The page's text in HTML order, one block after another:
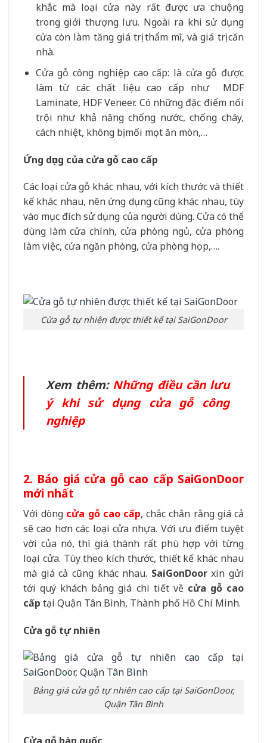
khắc mà loại cửa này rất được ưa chuộng
trong giới thượng lưu. Ngoài ra khi sử dụng
cửa còn làm tăng giá trị thẩm mĩ, và giá trị căn
nhà.
Cửa gỗ công nghiệp cao cấp: là cửa gỗ được
làm từ các chất liệu cao cấp như
MDF
Laminate, HDF Veneer. Có những đặc điểm nổi
trội như khả năng chống nước, chống cháy,
cách nhiệt, không bị mối mọt ăn mòn,…
Ứng dụng của cửa gỗ cao cấp
Các loại cửa gỗ khác nhau, với kích thước và thiết
kế khác nhau, nên ứng dụng cũng khác nhau, tùy
vào mục đích sử dụng của người dùng. Cửa có thể
dùng làm cửa chính, cửa phòng ngủ, cửa phòng
làm việc, cửa ngăn phòng, cửa phòng họp,….
Cửa gỗ tự nhiên được thiết kế tại SaiGonDoor
Xem thêm: Những điều cần lưu
ý khi sử dụng cửa gỗ công
nghiệp
2. Báo giá cửa gỗ cao cấp SaiGonDoor
mới nhất
Với dòng cửa gỗ cao cấp, chắc chắn rằng giá cả
sẽ cao hơn các loại cửa nhựa. Với ưu điểm tuyệt
vời của nó, thì giá thành rất phù hợp với từng
loại cửa. Tùy theo kích thước, thiết kế khác nhau
mà giá cả cũng khác nhau. SaiGonDoorxin gửi
tới quý khách bảng giá chi tiết về cửa gỗ cao
cấp tại Quận Tân Bình, Thành phố Hồ Chí Minh.
Cửa gỗ tự nhiên
Bảng giá cửa gỗ tự nhiên cao cấp tại SaiGonDoor,
Quận Tân Bình